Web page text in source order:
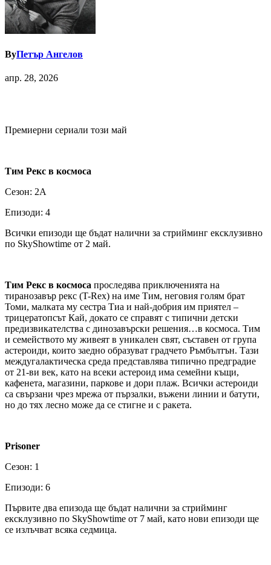
ByПетър Ангелов
апр. 28, 2026
Премиерни сериали този май
Тим Рекс в космоса
Сезон: 2А
Епизоди: 4
Всички епизоди ще бъдат налични за стрийминг ексклузивно
по SkyShowtime от 2 май.
Тим Рекс в космоса проследява приключенията на
тиранозавър рекс (T-Rex) на име Тим, неговия голям брат
Томи, малката му сестра Тиа и най-добрия им приятел –
трицератопсът Кай, докато се справят с типични детски
предизвикателства с динозавърски решения…в космоса. Тим
и семейството му живеят в уникален свят, съставен от група
астероиди, които заедно образуват градчето Ръмбълтън. Тази
междугалактическа среда представлява типично предградие
от 21-ви век, като на всеки астероид има семейни къщи,
кафенета, магазини, паркове и дори плаж. Всички астероиди
са свързани чрез мрежа от пързалки, въжени линии и батути,
но до тях лесно може да се стигне и с ракета.
Prisoner
Сезон: 1
Епизоди: 6
Първите два епизода ще бъдат налични за стрийминг
ексклузивно по SkyShowtime от 7 май, като нови епизоди ще
се излъчват всяка седмица.